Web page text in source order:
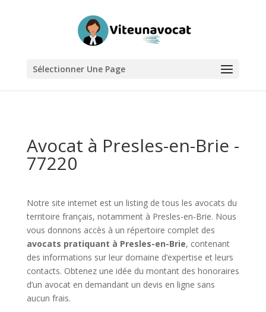
Sélectionner Une Page
Avocat à Presles-en-Brie -
77220
Notre site internet est un listing de tous les avocats du
territoire français, notamment à Presles-en-Brie. Nous
vous donnons accès à un répertoire complet des
avocats pratiquant à Presles-en-Brie, contenant
des informations sur leur domaine d’expertise et leurs
contacts. Obtenez une idée du montant des honoraires
d’un avocat en demandant un devis en ligne sans
aucun frais.